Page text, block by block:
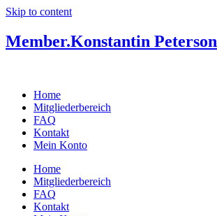
Skip to content
Member.Konstantin Peterson
Home
Mitgliederbereich
FAQ
Kontakt
Mein Konto
Home
Mitgliederbereich
FAQ
Kontakt